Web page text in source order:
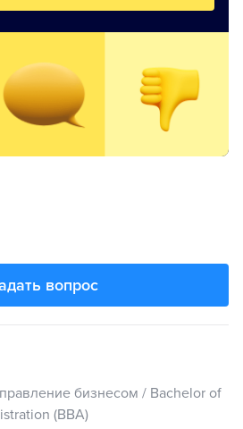
вопрос
бизнесом / Bachelor of
(ВВА)